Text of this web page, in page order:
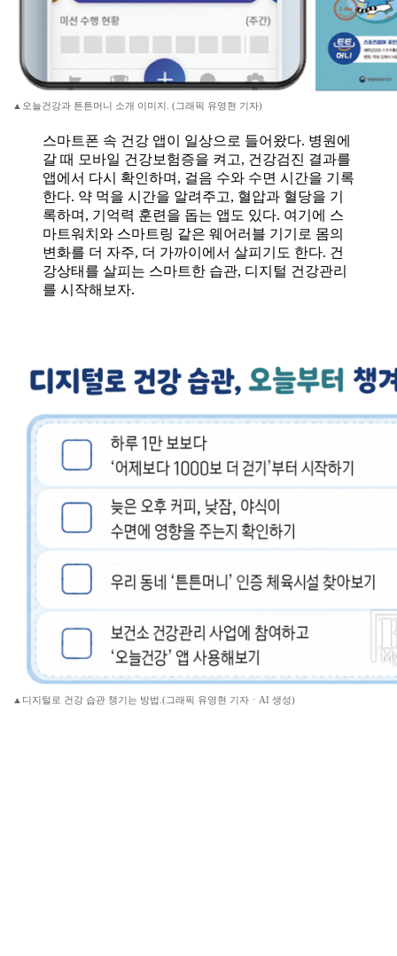
▲오늘건강과 튼튼머니 소개 이미지. (그래픽 유영현 기자)
스마트폰 속 건강 앱이 일상으로 들어왔다. 병원에
갈 때 모바일 건강보험증을 켜고, 건강검진 결과를
앱에서 다시 확인하며, 걸음 수와 수면 시간을 기록
한다. 약 먹을 시간을 알려주고, 혈압과 혈당을 기
록하며, 기억력 훈련을 돕는 앱도 있다. 여기에 스
마트워치와 스마트링 같은 웨어러블 기기로 몸의
변화를 더 자주, 더 가까이에서 살피기도 한다. 건
강상태를 살피는 스마트한 습관, 디지털 건강관리
를 시작해보자.
▲디지털로 건강 습관 챙기는 방법.(그래픽 유영현 기자ㆍAI 생성)